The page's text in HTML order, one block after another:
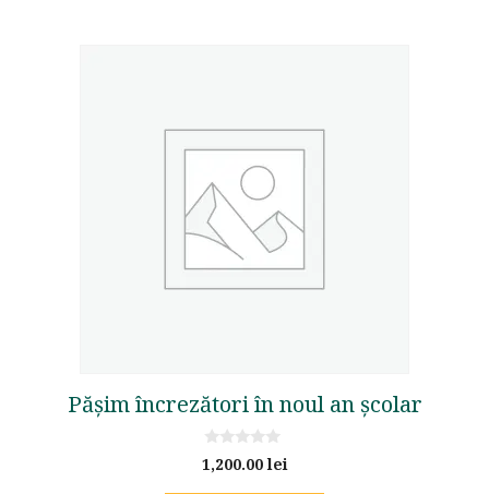
Pășim încrezători în noul an școlar
0
o
1,200.00lei